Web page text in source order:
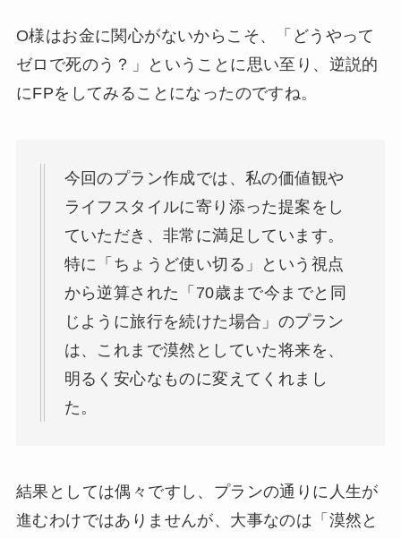
O様はお金に関心がないからこそ、「どうやって
ゼロで死のう？」ということに思い至り、逆説的
にFPをしてみることになったのですね。
今回のプラン作成では、私の価値観や
ライフスタイルに寄り添った提案をし
ていただき、非常に満足しています。
特に「ちょうど使い切る」という視点
から逆算された「70歳まで今までと同
じように旅行を続けた場合」のプラン
は、これまで漠然としていた将来を、
明るく安心なものに変えてくれまし
た。
結果としては偶々ですし、プランの通りに人生が
進むわけではありませんが、大事なのは「漠然と